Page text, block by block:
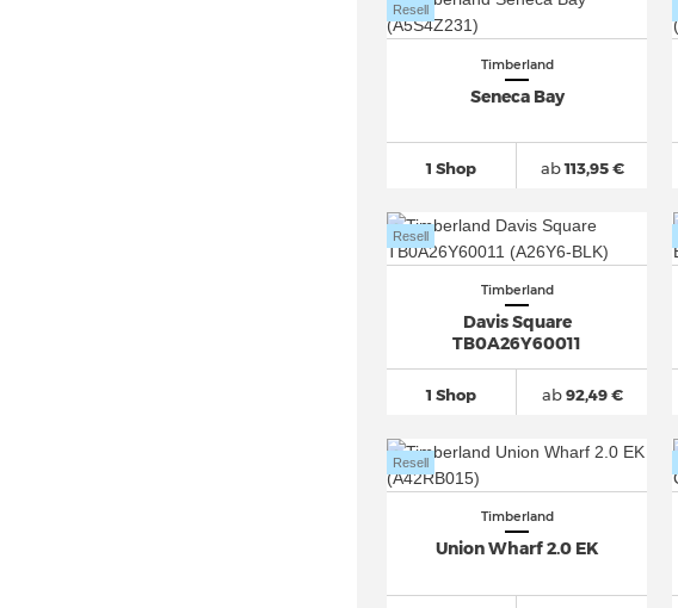
Timberland
Seneca Bay
1 Shop
Resell
ab113,95 €
Timberland
Davis Square
TB0A26Y60011
1 Shop
Resell
ab92,49 €
Timberland
Union Wharf 2.0 EK
Resell